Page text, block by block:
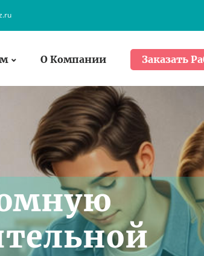
О Компании Заказать